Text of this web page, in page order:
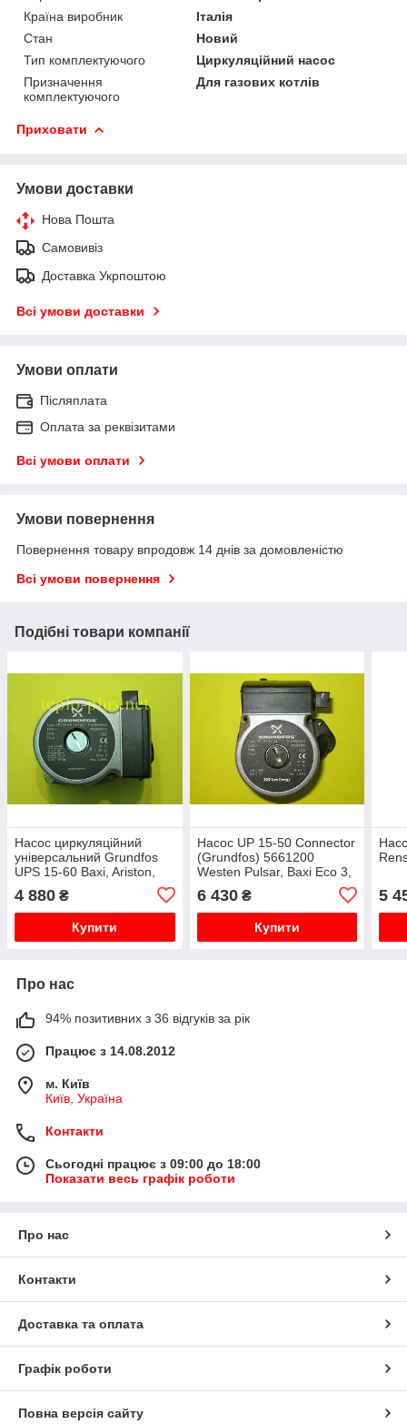
Країна виробник
Італія
Стан
Новий
Тип комплектуючого
Циркуляційний насос
Призначення
комплектуючого
Для газових котлів
Приховати
Умови доставки
Нова Пошта
Самовивіз
Доставка Укрпоштою
Всі умови доставки
Умови оплати
Післяплата
Оплата за реквізитами
Всі умови оплати
Умови повернення
Повернення товару впродовж 14 днів за домовленістю
Всі умови повернення
Подібні товари компанії
Насос циркуляційний
універсальний Grundfos
UPS 15-60 Baxi, Ariston,
Immergas, Vaillant
4 880 ₴
Купити
Насос UP 15-50 Connector
(Grundfos) 5661200
Westen Pulsar, Baxi Eco 3,
6 430₴
Купити
5
Про нас
94% позитивних з 36 відгуків за рік
Працює з 14.08.2012
м. Київ
Київ, Україна
Контакти
Сьогодні працює з 09:00 до 18:00
Показати весь графік роботи
Про нас
Контакти
Доставка та оплата
Графік роботи
Повна версія сайту